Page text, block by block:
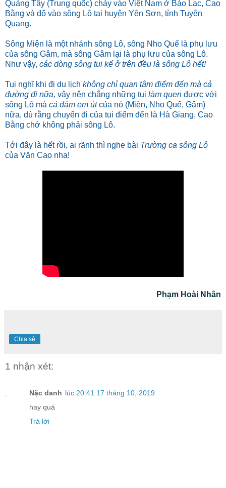
Quảng Tây (Trung quốc) chảy vào Việt Nam ở Bảo Lạc, Cao
Bằng và đổ vào sông Lô tại huyện Yên Sơn, tỉnh Tuyên
Quang.
Sông Miện là một nhánh sông Lô, sông Nho Quế là phụ lưu
của sông Gâm, mà sông Gâm lại là phụ lưu của sông Lô.
Như vậy, các dòng sông tui kể ở trên đều là sông Lô hết!
Tui nghĩ khi đi du lịch không chỉ quan tâm điểm đến mà cả
đường đi nữa, vậy nên chẳng những tui làm quen được với
sông Lô mà cả đám em útcủa nó (Miện, Nho Quế, Gâm)
nữa, dù rằng chuyến đi của tui điểm đến là Hà Giang, Cao
Bằng chớ không phải sông Lô.
Tới đây là hết rồi, ai rãnh thì nghe bài Trường ca sông Lô
của Văn Cao nha!
Phạm Hoài Nhân
Chia sẻ
1 nhận xét:
Nặc danh lúc 20:41 17 tháng 10, 2019
hay quá
Trả lời